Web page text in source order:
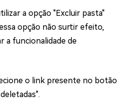
a opção "Excluir pasta"
opção não surtir efeito,
a funcionalidade de
o link presente no botão